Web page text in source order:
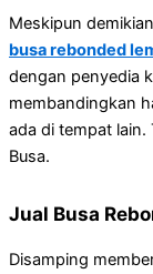
Meskipun
busa rebonded
dengan penyedia
membandingkan
ada di tempat lain.
Busa.
Jual Busa
Disamping